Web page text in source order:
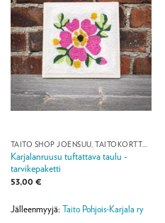
Karjalanruusu tuftattava taulu -
tarvikepaketti
53,00 €
Jälleenmyyjä: Taito Pohjois-Karjala ry